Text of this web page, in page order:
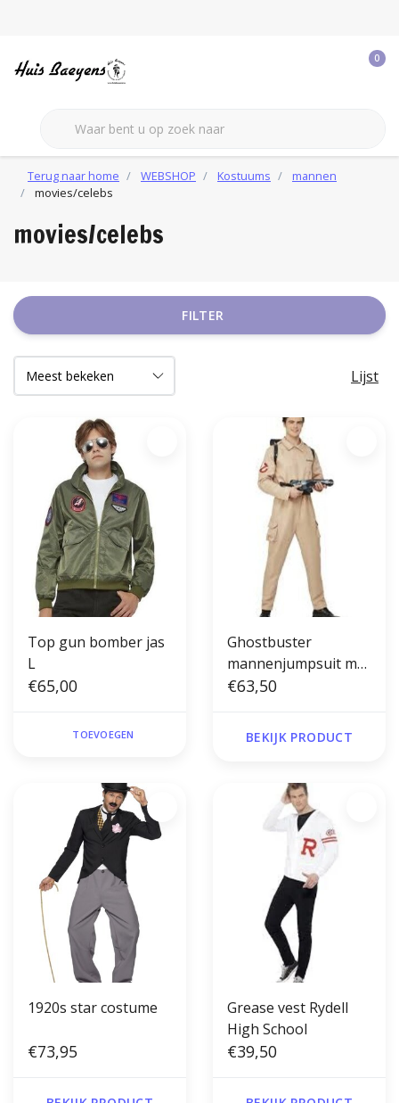
0
Terug naar home WEBSHOP Kostuums
mannen
movies/celebs
movies/celebs
FILTER
Lijst
Top gun bomber jas
L
€65,00
TOEVOEGEN
Ghostbuster
mannenjumpsuit met
opblaasbare rugzak
€63,50
BEKIJK PRODUCT
1920s star costume
€73,95
Grease vest Rydell
High School
€39,50